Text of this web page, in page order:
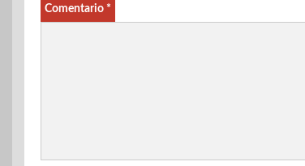
Comentario *